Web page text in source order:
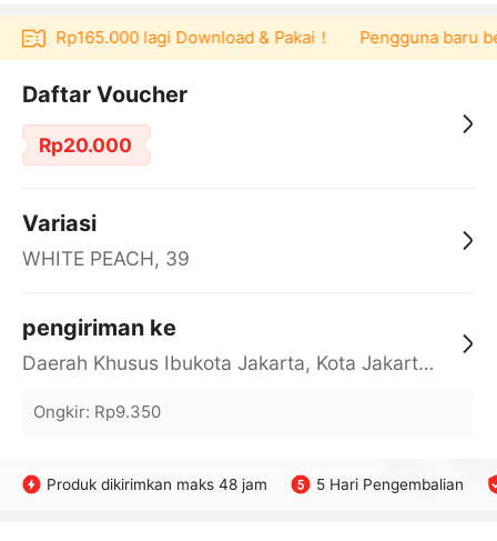
Rp165.000 lagi Download & Pakai！ Pengguna baru
Daftar Voucher
Rp20.000
Variasi
WHITE PEACH, 39
pengiriman ke
Daerah Khusus Ibukota Jakarta, Kota Jakarta Barat, Cengkareng, yy
Ongkir: Rp9.350
Produk dikirimkan maks 48 jam 5 Hari Pengembalian